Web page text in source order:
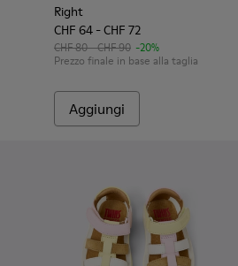
Right
CHF 64 - CHF 72
CHF 80 - CHF 90 -20%
Prezzo finale in base alla taglia
Aggiungi